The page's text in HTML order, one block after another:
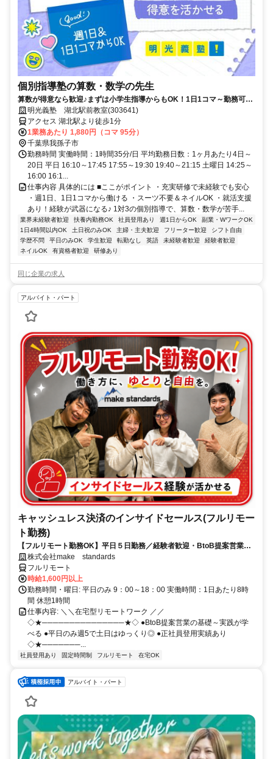
個別指導塾の算数・数学の先生
算数が得意なら歓迎♪まずは小学生指導からもOK！1日1コマ～勤務可能
★就活に役立つ嬉しいサポートもあり！得意科目で先生デビュー★
明光義塾 湖北駅前教室(303641)
アクセス 湖北駅より徒歩1分
1業務あたり 1,880円（コマ 95分）
千葉県我孫子市
勤務時間 実働時間：1時間35分/日 平均勤務日数：1ヶ月あたり4日～
20日 平日 16:10～17:45 17:55～19:30 19:40～21:15 土曜日 14:25～
16:00 16:1...
仕事内容 具体的には ■ここがポイント ・充実研修で未経験でも安心
・週1日、1日1コマから働ける ・スーツ不要＆ネイルOK ・就活支援
あり！経験が武器になる♪ 1対3の個別指導で、算数・数学が苦手...
業界未経験者歓迎 扶養内勤務OK 社員登用あり 週1日からOK
副業・WワークOK
1日4時間以内OK
土日祝のみOK 主婦・主夫歓迎 フリーター歓迎
シフト自由
学歴不問
平日のみOK 学生歓迎 転勤なし 英語 未経験者歓迎
経験者歓迎
ネイルOK
有資格者歓迎 研修あり
同じ企業の求人
アルバイト・パート
キャッシュレス決済のインサイドセールス(フルリモー
ト勤務)
【フルリモート勤務OK】平日５日勤務／経験者歓迎・BtoB提案営業で
スキルアップ
株式会社make standards
フルリモート
時給1,600円以上
勤務時間・曜日: 平日のみ 9：00～18：00 実働時間：1日あたり8時
間 休憩1時間
仕事内容: ＼＼在宅型リモートワーク ／／
◇★───────────────★◇ ●BtoB提案営業の基礎～実践が学
べる ●平日のみ週5で土日はゆっくり◎ ●正社員登用実績あり
◇★───────...
社員登用あり 固定時間制 フルリモート 在宅OK
アルバイト・パート